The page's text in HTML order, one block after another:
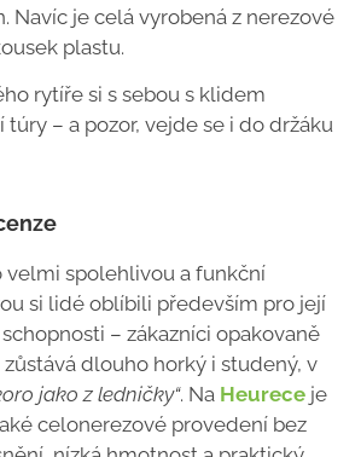
Navíc je celá vyrobená z nerezové
plastu.
rytíře si s sebou s klidem
– a pozor, vejde se i do držáku
velmi spolehlivou a funkční
si lidé oblíbili především pro její
– zákazníci opakovaně
dlouho horký i studený, v
jako z ledničky“. Na Heurece je
celonerezové provedení bez